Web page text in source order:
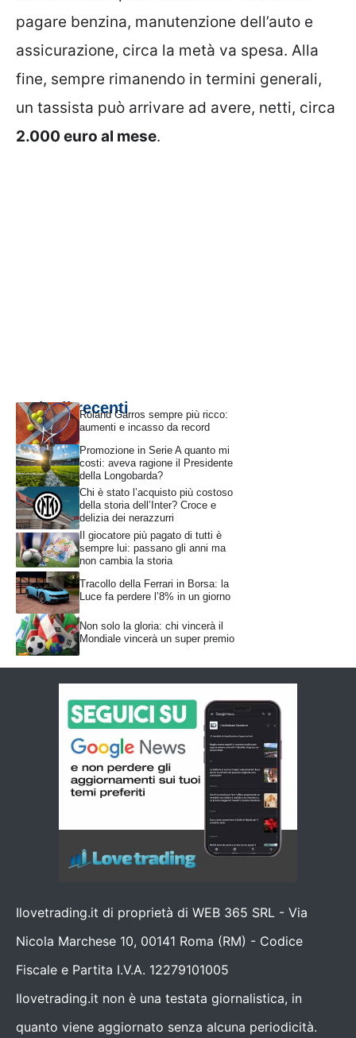
pagare benzina, manutenzione dell’auto e
assicurazione, circa la metà va spesa. Alla
fine, sempre rimanendo in termini generali,
un tassista può arrivare ad avere, netti, circa
2.000 euro al mese.
Articoli recentiRoland Garros sempre più ricco:
aumenti e incasso da record
Promozione in Serie A quanto mi
costi: aveva ragione il Presidente
della Longobarda?
Chi è stato l’acquisto più costoso
della storia dell’Inter? Croce e
delizia dei nerazzurri
Il giocatore più pagato di tutti è
sempre lui: passano gli anni ma
non cambia la storia
Tracollo della Ferrari in Borsa: la
Luce fa perdere l’8% in un giorno
Non solo la gloria: chi vincerà il
Mondiale vincerà un super premio
Ilovetrading.it di proprietà di WEB 365 SRL - Via
Nicola Marchese 10, 00141 Roma (RM) - Codice
Fiscale e Partita I.V.A. 12279101005
Ilovetrading.it non è una testata giornalistica, in
quanto viene aggiornato senza alcuna periodicità.